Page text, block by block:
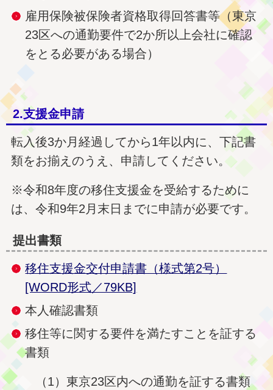
雇用保険被保険者資格取得回答書等（東京
23区への通勤要件で2か所以上会社に確認
をとる必要がある場合）
2.支援金申請
転入後3か月経過してから1年以内に、下記書
類をお揃えのうえ、申請してください。
※令和8年度の移住支援金を受給するために
は、令和9年2月末日までに申請が必要です。
提出書類
移住支援金交付申請書（様式第2号）
[WORD形式／79KB]
本人確認書類
移住等に関する要件を満たすことを証する
書類
（1）東京23区内への通勤を証する書類